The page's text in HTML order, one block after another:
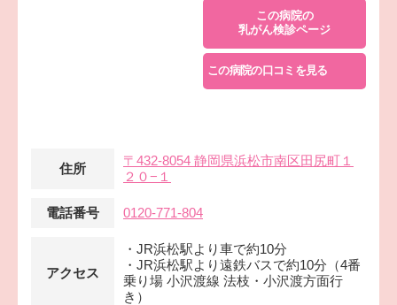
この病院の
乳がん検診ページ
この病院の口コミを見る
住所
〒432-8054 静岡県浜松市南区田尻町１
２０−１
電話番号 0120-771-804
アクセス
・JR浜松駅より車で約10分
・JR浜松駅より遠鉄バスで約10分（4番
乗り場 小沢渡線 法枝・小沢渡方面行
き）